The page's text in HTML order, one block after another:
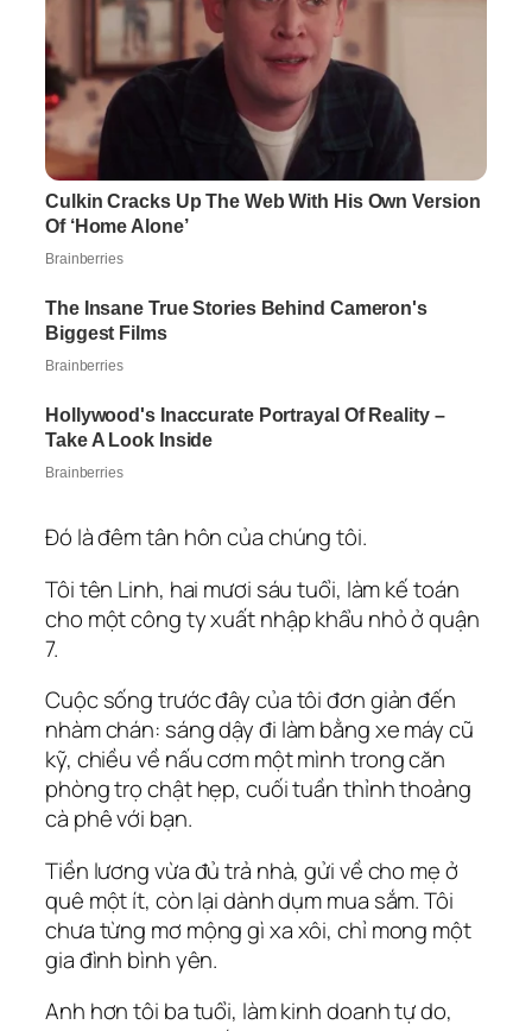
Đó là đêm tân hôn của chúng tôi.
Tôi tên Linh, hai mươi sáu tuổi, làm kế toán
cho một công ty xuất nhập khẩu nhỏ ở quận
7.
Cuộc sống trước đây của tôi đơn giản đến
nhàm chán: sáng dậy đi làm bằng xe máy cũ
kỹ, chiều về nấu cơm một mình trong căn
phòng trọ chật hẹp, cuối tuần thỉnh thoảng
cà phê với bạn.
Tiền lương vừa đủ trả nhà, gửi về cho mẹ ở
quê một ít, còn lại dành dụm mua sắm. Tôi
chưa từng mơ mộng gì xa xôi, chỉ mong một
gia đình bình yên.
Anh hơn tôi ba tuổi, làm kinh doanh tự do,